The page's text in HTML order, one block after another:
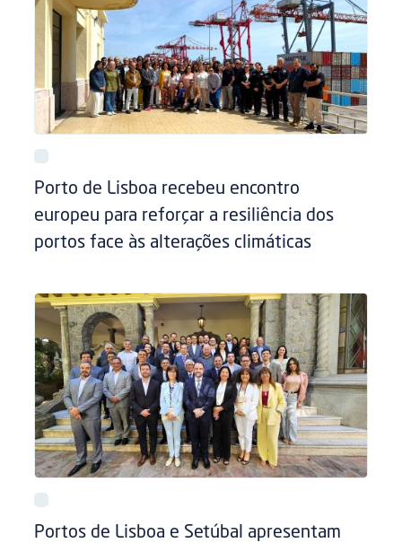
Porto de Lisboa recebeu encontro
europeu para reforçar a resiliência dos
portos face às alterações climáticas
Portos de Lisboa e Setúbal apresentam